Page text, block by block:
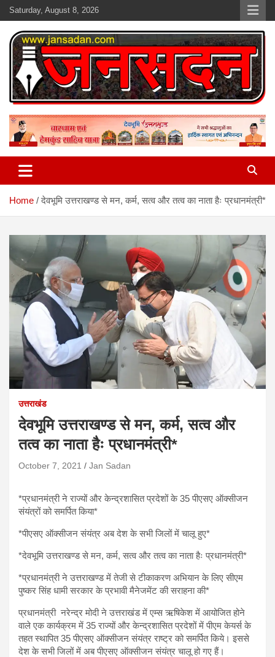
Skip
to
content
Saturday, August 8, 2026
Jan Sadan
Home देवभूमि उत्तराखण्ड से मन, कर्म, सत्व और तत्व का नाता हैः प्रधानमंत्री*
उत्तराखंड
देवभूमि उत्तराखण्ड से मन, कर्म, सत्व और
तत्व का नाता हैः प्रधानमंत्री*
October 7, 2021 Jan Sadan
*प्रधानमंत्री ने राज्यों और केन्द्रशासित प्रदेशों के 35 पीएसए ऑक्सीजन
संयंत्रों को समर्पित किया*
*पीएसए ऑक्सीजन संयंत्र अब देश के सभी जिलों में चालू हुए*
*देवभूमि उत्तराखण्ड से मन, कर्म, सत्व और तत्व का नाता हैः प्रधानमंत्री*
*प्रधानमंत्री ने उत्तराखण्ड में तेजी से टीकाकरण अभियान के लिए सीएम
पुष्कर सिंह धामी सरकार के प्रभावी मैनेजमेंट की सराहना की*
प्रधानमंत्री नरेन्द्र मोदी ने उत्तराखंड में एम्स ऋषिकेश में आयोजित होने
वाले एक कार्यक्रम में 35 राज्यों और केन्द्रशासित प्रदेशों में पीएम केयर्स के
तहत स्थापित 35 पीएसए ऑक्सीजन संयंत्र राष्ट्र को समर्पित किये। इससे
देश के सभी जिलों में अब पीएसए ऑक्सीजन संयंत्र चालू हो गए हैं।